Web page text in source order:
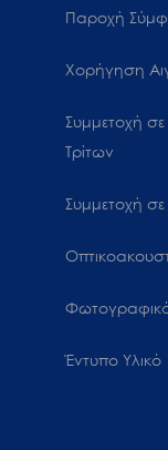
Παροχή
Χορήγηση
Συμμετοχή
Τρίτων
Συμμετοχή σε
Έντυπο Υλικό